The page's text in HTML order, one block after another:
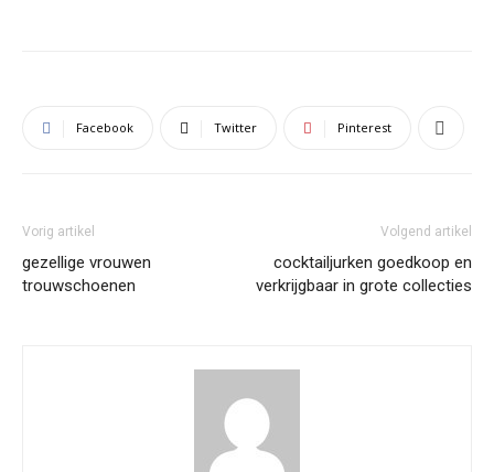
Facebook Twitter Pinterest
Vorig artikel
gezellige vrouwen
trouwschoenen
Volgend artikel
cocktailjurken goedkoop en
verkrijgbaar in grote collecties